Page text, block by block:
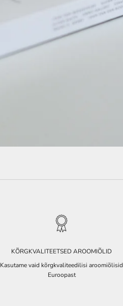
KÕRGKVALITEETSED AROOMIÕLID
Kasutame vaid kõrgkvaliteedilisi aroomiõlisid
Euroopast